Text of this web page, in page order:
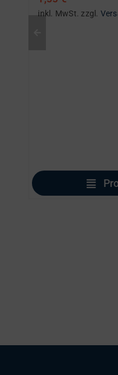
inkl. MwSt. zzgl.